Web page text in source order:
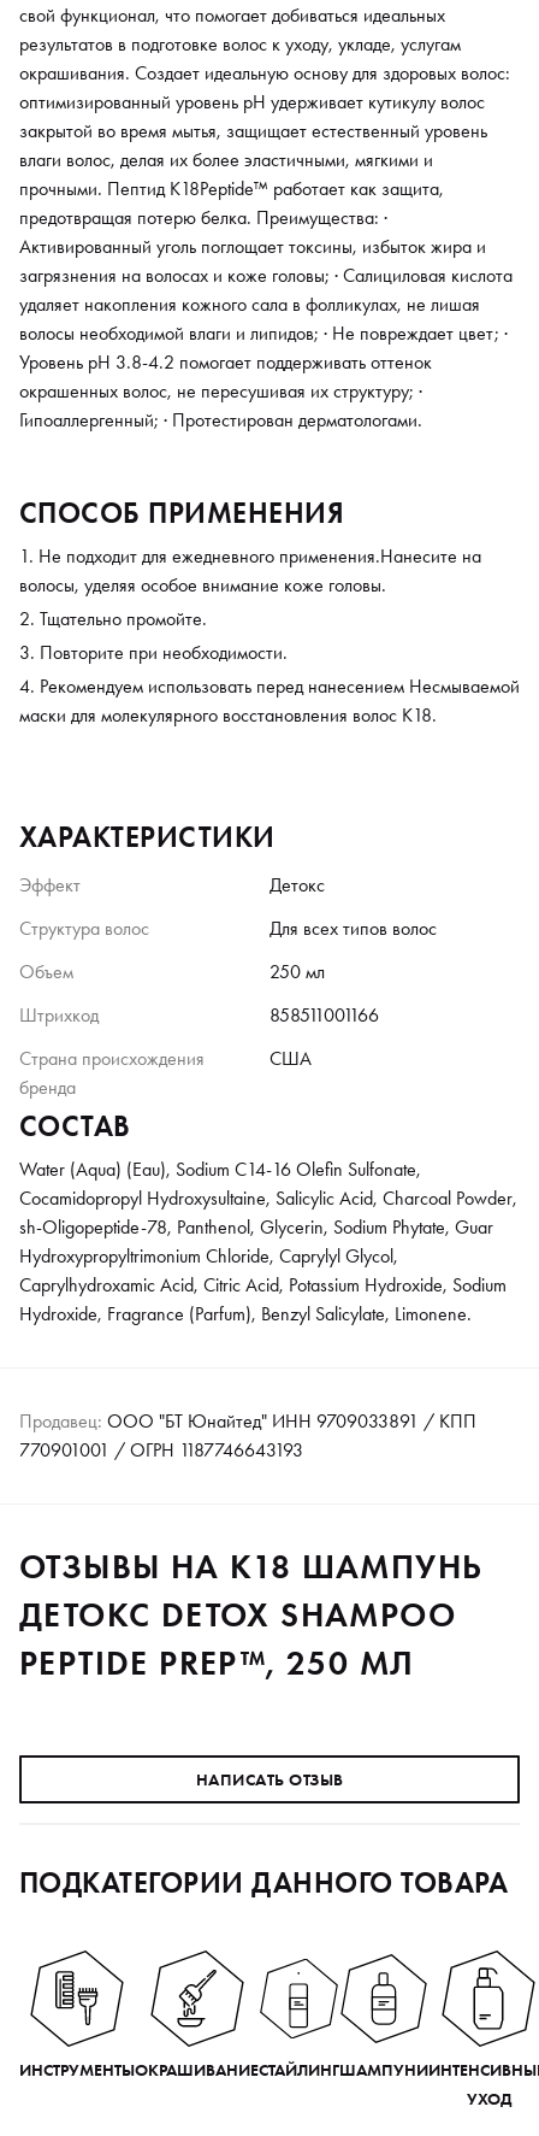
свой функционал, что помогает добиваться идеальных
результатов в подготовке волос к уходу, укладе, услугам
окрашивания. Создает идеальную основу для здоровых волос:
оптимизированный уровень pH удерживает кутикулу волос
закрытой во время мытья, защищает естественный уровень
влаги волос, делая их более эластичными, мягкими и
прочными. Пептид K18Peptide™ работает как защита,
предотвращая потерю белка. Преимущества: ·
Активированный уголь поглощает токсины, избыток жира и
загрязнения на волосах и коже головы; · Салициловая кислота
удаляет накопления кожного сала в фолликулах, не лишая
волосы необходимой влаги и липидов; · Не повреждает цвет; ·
Уровень pH 3.8-4.2 помогает поддерживать оттенок
окрашенных волос, не пересушивая их структуру; ·
Гипоаллергенный; · Протестирован дерматологами.
СПОСОБ ПРИМЕНЕНИЯ
Не подходит для ежедневного применения.Нанесите на
волосы, уделяя особое внимание коже головы.
Тщательно промойте.
Повторите при необходимости.
Рекомендуем использовать перед нанесением Несмываемой
маски для молекулярного восстановления волос К18.
ХАРАКТЕРИСТИКИ
Эффект
Детокс
Структура волос
Для всех типов волос
Объем
250 мл
Штрихкод
858511001166
Страна происхождения
бренда
США
СОСТАВ
Water (Aqua) (Eau), Sodium C14-16 Olefin Sulfonate,
Cocamidopropyl Hydroxysultaine, Salicylic Acid, Charcoal Powder,
sh-Oligopeptide-78, Panthenol, Glycerin, Sodium Phytate, Guar
Hydroxypropyltrimonium Chloride, Caprylyl Glycol,
Caprylhydroxamic Acid, Citric Acid, Potassium Hydroxide, Sodium
Hydroxide, Fragrance (Parfum), Benzyl Salicylate, Limonene.
Продавец: ООО "БТ Юнайтед" ИНН 9709033891 / КПП
770901001 / ОГРН 1187746643193
ОТЗЫВЫ НА K18 ШАМПУНЬ
ДЕТОКС DETOX SHAMPOO
PEPTIDE PREP™, 250 МЛ
НАПИСАТЬ ОТЗЫВ
ПОДКАТЕГОРИИ ДАННОГО ТОВАРА
ИНСТРУМЕНТЫОКРАШИВАНИЕСТАЙЛИНГШАМПУНИ
УХОД